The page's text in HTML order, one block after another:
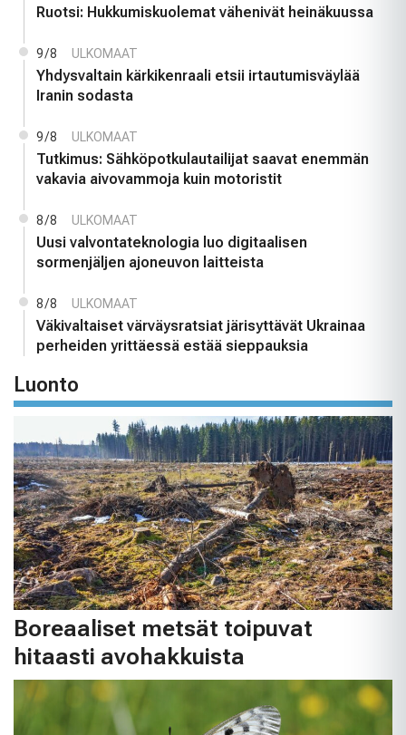
Ruotsi: Hukkumiskuolemat vähenivät heinäkuussa
9/8 ULKOMAAT
Yhdysvaltain kärkikenraali etsii irtautumisväylää
Iranin sodasta
9/8 ULKOMAAT
Tutkimus: Sähköpotkulautailijat saavat enemmän
vakavia aivovammoja kuin motoristit
8/8 ULKOMAAT
Uusi valvontateknologia luo digitaalisen
sormenjäljen ajoneuvon laitteista
8/8 ULKOMAAT
Väkivaltaiset värväysratsiat järisyttävät Ukrainaa
perheiden yrittäessä estää sieppauksia
Luonto
Boreaaliset metsät toipuvat
hitaasti avohakkuista